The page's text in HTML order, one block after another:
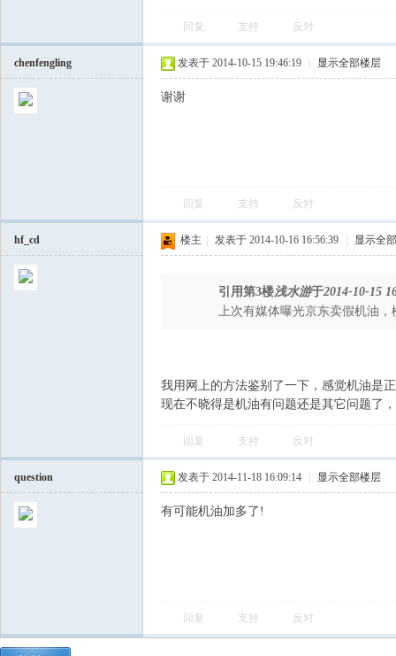
回复 支持 反对
chenfengling 发表于 2014-10-15 19:46:19 显示全部楼层
谢谢
回复 支持 反对
hf_cd 楼主 发表于 2014-10-16 16:56:39 显示全
引用第3楼浅水游于2014-10-15
上次有媒体曝光京东卖假机油
我用网上的方法鉴别了一下，感觉机油是
现在不晓得是机油有问题还是其它问题了
回复 支持 反对
question 发表于 2014-11-18 16:09:14 显示全部楼层
有可能机油加多了!
回复 支持 反对